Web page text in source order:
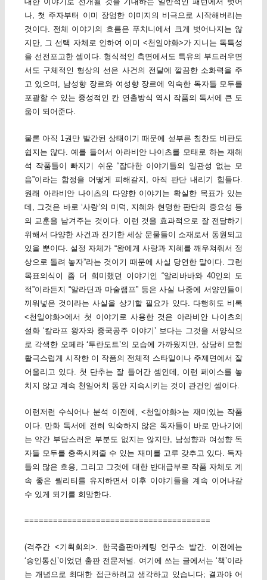
나, 첫 주자부터 이미 장엄한 이미지의 비극으로 시작해버리는
것이다. 전체 이야기의 흐름은 푸치니에서 크게 벗어나지는 않
지만, 그 선택 자체로 인하여 이미 <천일야화>가 지니는 독특성
을 선전포고한 셈이다. 형식적인 측면에서도 특유의 부드러우면
서도 구체적인 형상의 선은 사건의 전달에 깔끔한 소화력을 주
고 있으며, 남성향 장르와 여성향 장르에 익숙한 독자들 모두를
포괄할 수 있는 중성적인 칸 연출방식 역시 작품의 독서에 큰 도
움이 되어준다.
물론 아직 1권만 발간된 상태이기 때문에 섣부른 칭찬도 비판도
쉽지는 않다. 예를 들어서 아라비안 나이츠를 모태로 하는 재해
석 작품들이 빠지기 쉬운 “잡다한 이야기들의 일관성 없는 모
음”이라는 함정을 어떻게 피해갈지, 아직 판단 내리기 힘들다.
원래 아라비안 나이츠의 다양한 이야기는 확실한 목표가 있는
데, 그것은 바로 ‘사랑’의 미덕, 지혜와 현명한 판단의 중요성 등
의 교훈을 남겨주는 것이다. 이런 것을 효과적으로 잘 전달하기
위해서 다양한 사건과 진기한 세상 문물들이 소재로서 동원되고
있을 뿐이다. 설정 자체가 “왕에게 사랑과 지혜를 깨우쳐줘서 정
상으로 돌려 놓자”라는 것이기 때문에 사실 당연한 말이다. 그런
목표의식이 좀 더 희미했던 이야기인 “알리바바와 40인의 도
적”이라든지 “알라딘과 마술램프” 등은 사실 나중에 서양인들이
끼워넣은 것이라는 사실을 상기할 필요가 있다. 다행히도 비록
<천일야화>에서 첫 이야기로 사용한 것은 아라비안 나이츠의
설화 ‘칼라프 왕자와 중국공주 이야기’ 보다는 그것을 서양식으
로 각색한 오페라 ‘투란도트’의 모습에 가까웠지만, 상당히 모험
활극스럽게 시작한 이 작품의 전체적 스타일이나 주제면에서 잘
어울리고 있다. 첫 단추는 잘 들어간 셈인데, 이런 페이스를 놓
치지 않고 계속 천일어치 동안 지속시키는 것이 관건인 셈이다.
이런저런 수식어나 분석 이전에, <천일야화>는 재미있는 작품
이다. 만화 독서에 전혀 익숙하지 않은 독자들이 바로 만나기에
는 약간 부담스러운 부분도 없지는 않지만, 남성향과 여성향 독
자들 모두를 충족시켜줄 수 있는 재미를 고루 갖추고 있다. 독자
들의 많은 호응, 그리고 그것에 대한 반대급부로 작품 자체도 계
속 좋은 퀄리티를 유지하면서 이후 이야기들을 계속 이어나갈
수 있게 되기를 희망한다.
=======================================
(격주간 <기획회의>. 한국출판마케팅 연구소 발간. 이전에는
‘송인통신’이었던 출판 전문저널. 여기에 쓰는 글에서는 ‘책’이라
는 개념으로 최대한 접근하려고 생각하고 있습니다; 결과야 어